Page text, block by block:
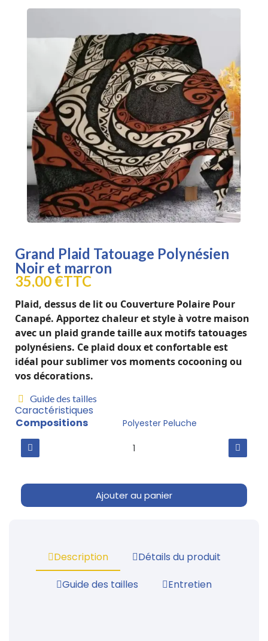
Grand Plaid Tatouage Polynésien
Noir et marron
35,00 €TTC
Plaid, dessus de lit ou Couverture Polaire Pour
Canapé. Apportez chaleur et style à votre maison
avec un plaid grande taille aux motifs tatouages ​​
polynésiens. Ce plaid doux et confortable est
idéal pour sublimer vos moments cocooning ou
vos décorations.
Guide des tailles
Caractéristiques
Compositions
Polyester Peluche
Ajouter au panier
Description
Détails du produit
Guide des tailles
Entretien